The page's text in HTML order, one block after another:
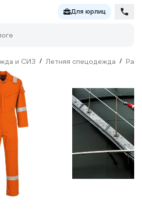
Для юрлиц
и СИЗ / Летняя спецодежда /